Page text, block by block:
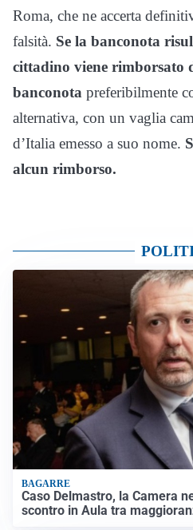
Roma, che ne accerta
falsità. Se la banconota
cittadino viene rimborsato
banconota preferibilmente
alternativa, con un vaglia
d’Italia emesso a suo nome.
alcun rimborso.
BAGARRE
Caso Delmastro, la Camera
scontro in Aula tra